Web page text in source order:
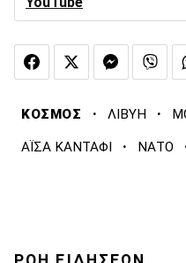
ΚΟΣΜΟΣ · ΛΙΒΥΗ ·
ΑΪΣΑ ΚΑΝΤΑΦΙ · ΝΑΤΟ